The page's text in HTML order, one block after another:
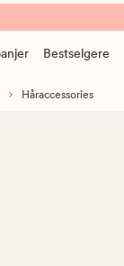
Bestselgere
Håraccessories